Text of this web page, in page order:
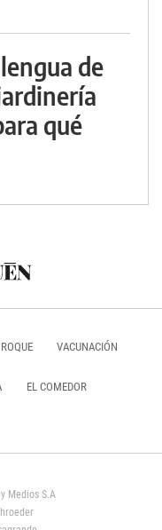
de
qué
VACUNACIÓN
EL COMEDOR
Medios S.A